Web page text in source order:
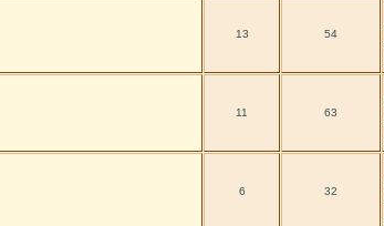
13 54
11 63
6 32